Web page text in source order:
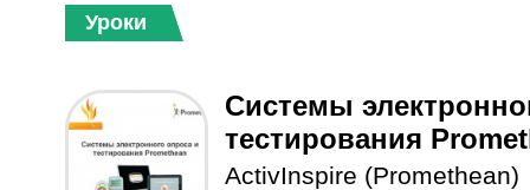
Уроки
Системы
тестирования
ActivInspire (Promethean)